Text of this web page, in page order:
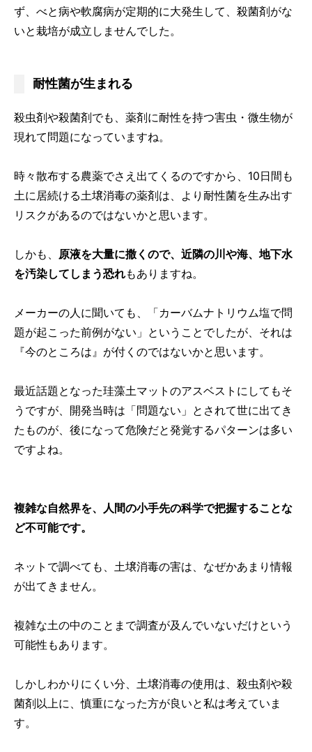
ず、べと病や軟腐病が定期的に大発生して、殺菌剤がな
いと栽培が成立しませんでした。
耐性菌が生まれる
殺虫剤や殺菌剤でも、薬剤に耐性を持つ害虫・微生物が
現れて問題になっていますね。
時々散布する農薬でさえ出てくるのですから、10日間も
土に居続ける土壌消毒の薬剤は、より耐性菌を生み出す
リスクがあるのではないかと思います。
しかも、 原液を大量に撒くので、近隣の川や海、地下水
を汚染してしまう恐れもありますね。
メーカーの人に聞いても、「カーバムナトリウム塩で問
題が起こった前例がない」ということでしたが、それは
『今のところは』が付くのではないかと思います。
最近話題となった珪藻土マットのアスベストにしてもそ
うですが、開発当時は「問題ない」とされて世に出てき
たものが、後になって危険だと発覚するパターンは多い
ですよね。
複雑な自然界を、人間の小手先の科学で把握することな
ど不可能です。
ネットで調べても、土壌消毒の害は、なぜかあまり情報
が出てきません。
複雑な土の中のことまで調査が及んでいないだけという
可能性もあります。
しかしわかりにくい分、土壌消毒の使用は、殺虫剤や殺
菌剤以上に、慎重になった方が良いと私は考えていま
す。